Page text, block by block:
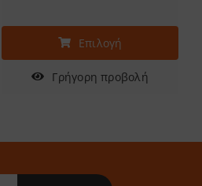
Επιλογή
το
προϊόν
παραλλαγές.
Γρήγορη προβολή